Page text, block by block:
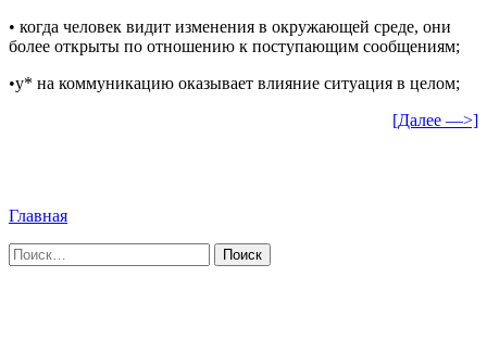
• когда человек видит изменения в окружающей среде, они
более открыты по отношению к поступающим сообщениям;
•у* на коммуникацию оказывает влияние ситуация в целом;
[Далее —>]
Главная
Найти: